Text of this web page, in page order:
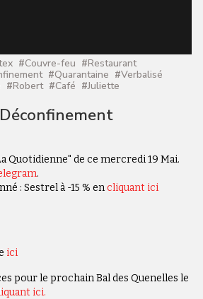
#Couvre-feu #Restaurant
#Quarantaine #Verbalisé
#Robert #Café #Juliette
Quotidienne" de ce mercredi 19 Mai.
.
: Sestrel à -15 % encliquant ici
ici
pour le prochain Bal des Quenelles le
ici.